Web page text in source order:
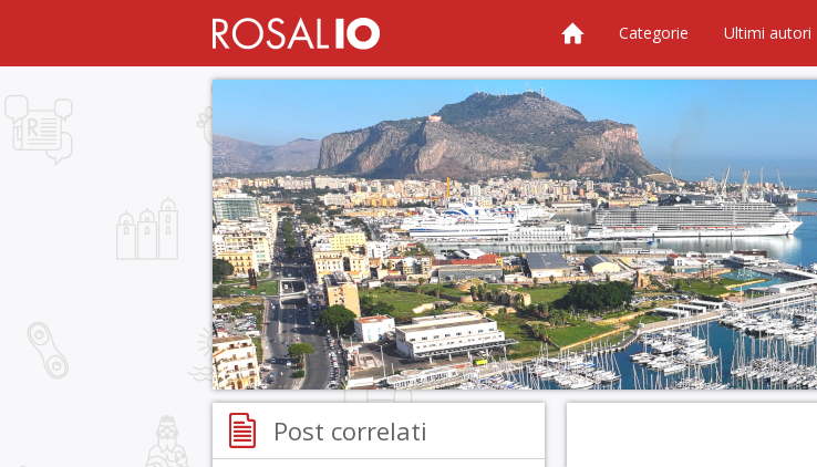
Categorie Ultimi autori
Post correlati